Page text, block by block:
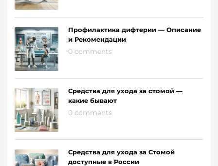
Профилактика дифтерии — Описание
и Рекомендации
0 comments
Средства для ухода за стомой —
какие бывают
0 comments
Средства для ухода за Стомой
доступные в России